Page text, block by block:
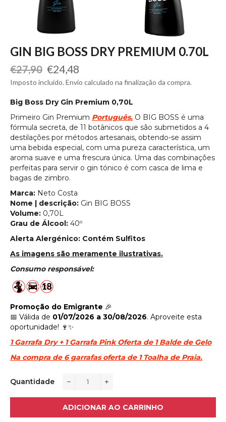
GIN BIG BOSS DRY PREMIUM 0.70L
Preço
normal
€27,90 Preço
de
€24,48
Imposto incluído. Envio calculado na finalização da compra.
Big Boss Dry Gin Premium 0,70L
Primeiro Gin Premium Português. O BIG BOSS é uma
fórmula secreta, de 11 botânicos que são submetidos a 4
destilações por métodos artesanais, obtendo-se assim
uma bebida especial, com uma pureza característica, um
aroma suave e uma frescura única. Uma das combinações
perfeitas para servir o gin tónico é com casca de lima e
bagas de zimbro.
Marca: Neto Costa
Nome | descrição: Gin BIG BOSS
Volume: 0,70L
Grau de Álcool: 40º
Alerta Alergénico: Contém Sulfitos
As imagens são meramente ilustrativas.
Consumo responsável:
Promoção do Emigrante 🎉
📅 Válida de 01/07/2026 a 30/08/2026. Aproveite esta
oportunidade! 🍷✨
1 Garrafa Dry + 1 Garrafa Pink Oferta de 1 Balde de Gelo
Na compra de 6 garrafas oferta de 1 Toalha de Praia.
Quantidade
ADICIONAR AO CARRINHO